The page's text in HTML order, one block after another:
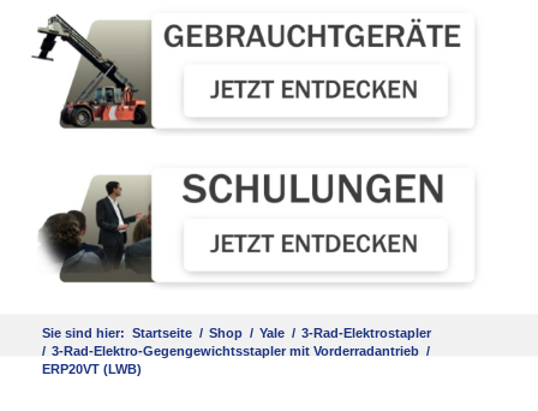
Sie sind hier: Startseite / Shop / Yale / 3-Rad-Elektrostapler
/ 3-Rad-Elektro-Gegengewichtsstapler mit Vorderradantrieb /
ERP20VT (LWB)